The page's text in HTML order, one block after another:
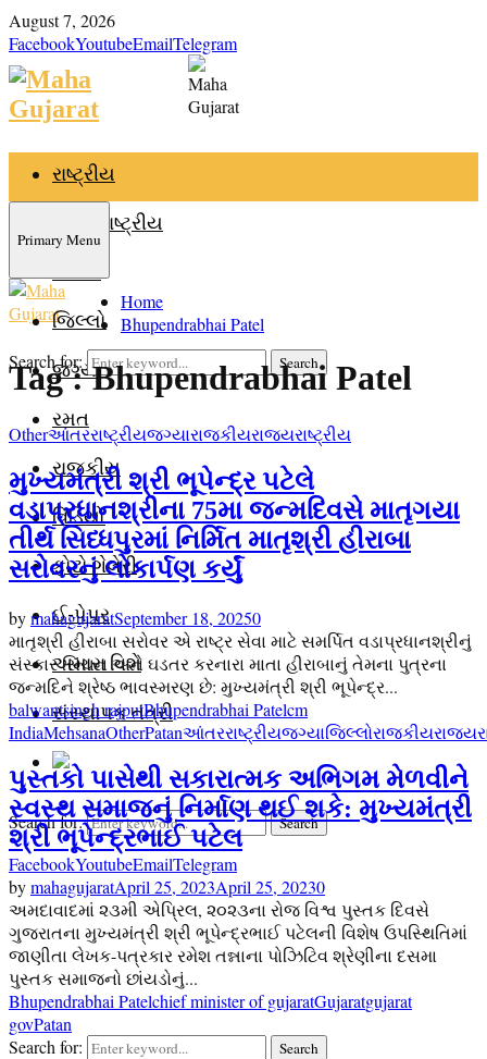
August 7, 2026
FacebookYoutubeEmailTelegram
રાષ્ટ્રીય
આંતરરાષ્ટ્રીય
જિલ્લો
જગ્યા
રમત
રાજકીય
વિડિયો
ફોટો ગેલેરી
ઈ-પેપર
અમારા વિશે
સંસ્થાપક તંત્રી
Search for: Search
FacebookYoutubeEmailTelegram
Primary Menu
Search for: Search
Home
Bhupendrabhai Patel
Tag : Bhupendrabhai Patel
Otherઆંતરરાષ્ટ્રીયજગ્યારાજકીયરાજ્યરાષ્ટ્રીય
મુખ્યમંત્રી શ્રી ભૂપેન્દ્ર પટેલે
વડાપ્રધાનશ્રીના 75મા જન્મદિવસે માતૃગયા
તીર્થ સિધ્ધપુરમાં નિર્મિત માતૃશ્રી હીરાબા
સરોવરનું લોકાર્પણ કર્યું
bymahagujaratSeptember 18, 20250
માતૃશ્રી હીરાબા સરોવર એ રાષ્ટ્ર સેવા માટે સમર્પિત વડાપ્રધાનશ્રીનું
સંસ્કાર સિંચન અને ઘડતર કરનારા માતા હીરાબાનું તેમના પુત્રના
જન્મદિને શ્રેષ્ઠ ભાવસ્મરણ છે: મુખ્યમંત્રી શ્રી ભૂપેન્દ્ર...
balwantsingh rajputBhupendrabhai Patelcm
IndiaMehsanaOtherPatanઆંતરરાષ્ટ્રીયજગ્યાજિલ્લોરાજકીયરાજ્ય
પુસ્તકો પાસેથી સકારાત્મક અભિગમ મેળવીને
સ્વસ્થ સમાજનું નિર્માણ થઈ શકે: મુખ્યમંત્રી
શ્રી ભૂપેન્દ્રભાઈ પટેલ
bymahagujaratApril 25, 2023April 25, 20230
અમદાવાદમાં ૨૩મી એપ્રિલ, ૨૦૨૩ના રોજ વિશ્વ પુસ્તક દિવસે
ગુજરાતના મુખ્યમંત્રી શ્રી ભૂપેન્દ્રભાઈ પટેલની વિશેષ ઉપસ્થિતિમાં
જાણીતા લેખક-પત્રકાર રમેશ તન્નાના પોઝિટિવ શ્રેણીના દસમા
પુસ્તક સમાજનો છાંયડોનું...
Bhupendrabhai Patelchief minister of gujaratGujaratgujarat
govPatan
Search for:
Search